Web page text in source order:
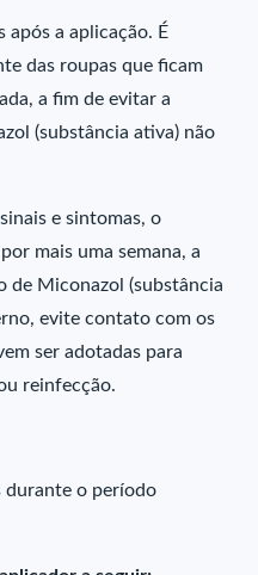
após a aplicação. É
das roupas que ficam
a fim de evitar a
(substância ativa) não
e sintomas, o
mais uma semana, a
de Miconazol (substância
evite contato com os
ser adotadas para
reinfecção.
durante o período